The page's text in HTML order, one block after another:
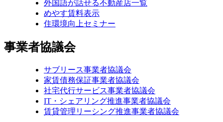
外国語が話せる不動産店一覧
めやす賃料表示
住環境向上セミナー
事業者協議会
サブリース事業者協議会
家賃債務保証事業者協議会
社宅代行サービス事業者協議会
IT・シェアリング推進事業者協議会
賃貸管理リーシング推進事業者協議会